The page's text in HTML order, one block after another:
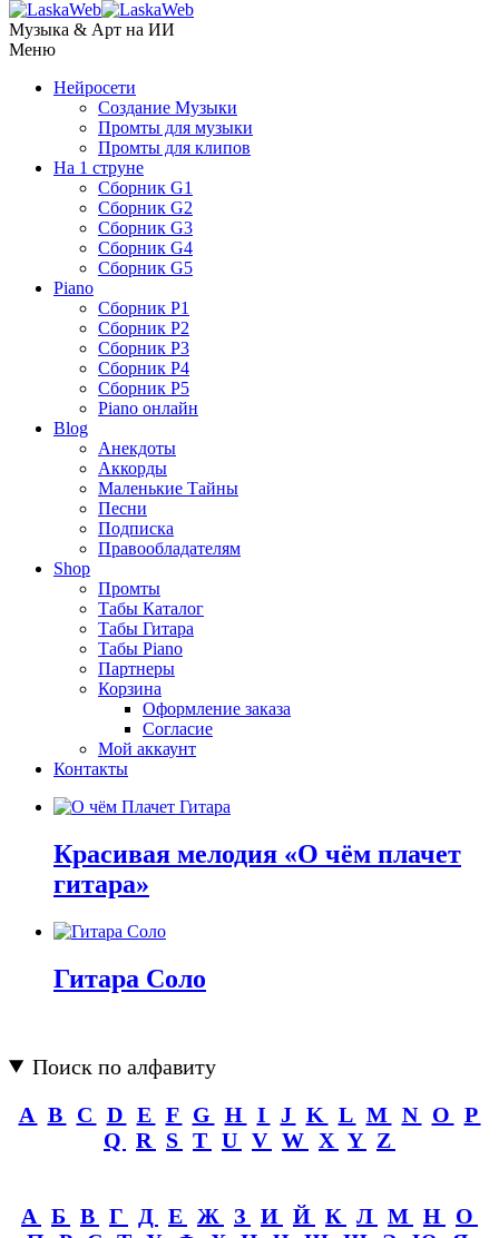
Музыка & Арт на ИИ
Меню
Нейросети
Создание Музыки
Промты для музыки
Промты для клипов
На 1 струне
Сборник G1
Сборник G2
Сборник G3
Сборник G4
Сборник G5
Piano
Сборник P1
Сборник P2
Сборник P3
Сборник P4
Сборник P5
Piano онлайн
Blog
Анекдоты
Аккорды
Маленькие Тайны
Песни
Подписка
Правообладателям
Shop
Промты
Табы Каталог
Табы Гитара
Табы Piano
Партнеры
Корзина
Оформление заказа
Согласие
Мой аккаунт
Контакты
Красивая мелодия «О чём плачет
гитара»
Гитара Соло
Поиск по алфавиту
A B C D E F G H I J K L M N O
P
Q
R S T U V W X Y Z
А Б В Г Д Е Ж З И Й К Л М Н
О